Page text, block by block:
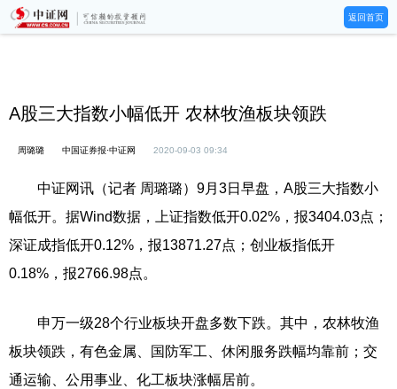
返回首页
A股三大指数小幅低开 农林牧渔板块领跌
周璐璐 中国证券报·中证网 2020-09-03 09:34
中证网讯（记者 周璐璐）9月3日早盘，A股三大指数小
幅低开。据Wind数据，上证指数低开0.02%，报3404.03点；
深证成指低开0.12%，报13871.27点；创业板指低开
0.18%，报2766.98点。
申万一级28个行业板块开盘多数下跌。其中，农林牧渔
板块领跌，有色金属、国防军工、休闲服务跌幅均靠前；交
通运输、公用事业、化工板块涨幅居前。